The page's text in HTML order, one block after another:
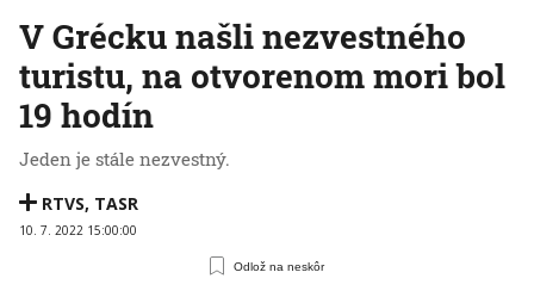
V Grécku našli nezvestného
turistu, na otvorenom mori bol
19 hodín
Jeden je stále nezvestný.
RTVS, TASR
10. 7. 2022 15:00:00
Odlož na neskôr